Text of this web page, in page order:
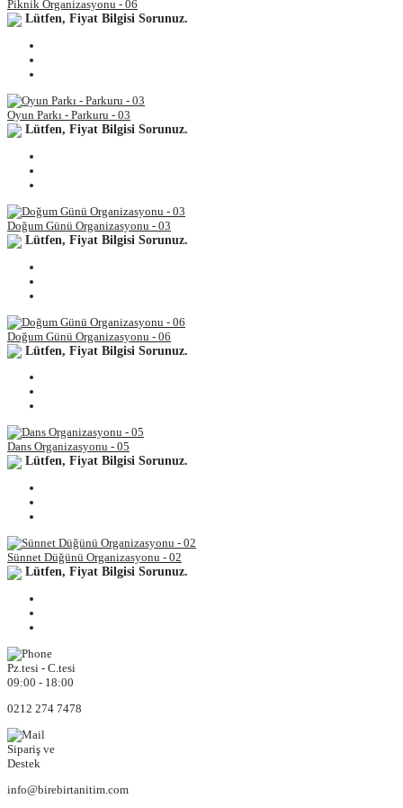
Piknik Organizasyonu - 06
Lütfen, Fiyat Bilgisi Sorunuz.
Oyun Parkı - Parkuru - 03
Lütfen, Fiyat Bilgisi Sorunuz.
Doğum Günü Organizasyonu - 03
Lütfen, Fiyat Bilgisi Sorunuz.
Doğum Günü Organizasyonu - 06
Lütfen, Fiyat Bilgisi Sorunuz.
Dans Organizasyonu - 05
Lütfen, Fiyat Bilgisi Sorunuz.
Sünnet Düğünü Organizasyonu - 02
Lütfen, Fiyat Bilgisi Sorunuz.
Pz.tesi - C.tesi
09:00 - 18:00
0212 274 7478
Sipariş ve
Destek
info@birebirtanitim.com